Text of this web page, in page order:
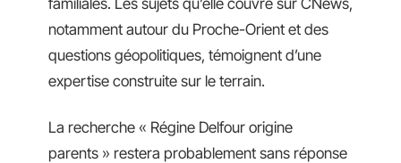
familiales. Les sujets qu’elle couvre sur CNews,
notamment autour du Proche-Orient et des
questions géopolitiques, témoignent d’une
expertise construite sur le terrain.
La recherche « Régine Delfour origine
parents » restera probablement sans réponse